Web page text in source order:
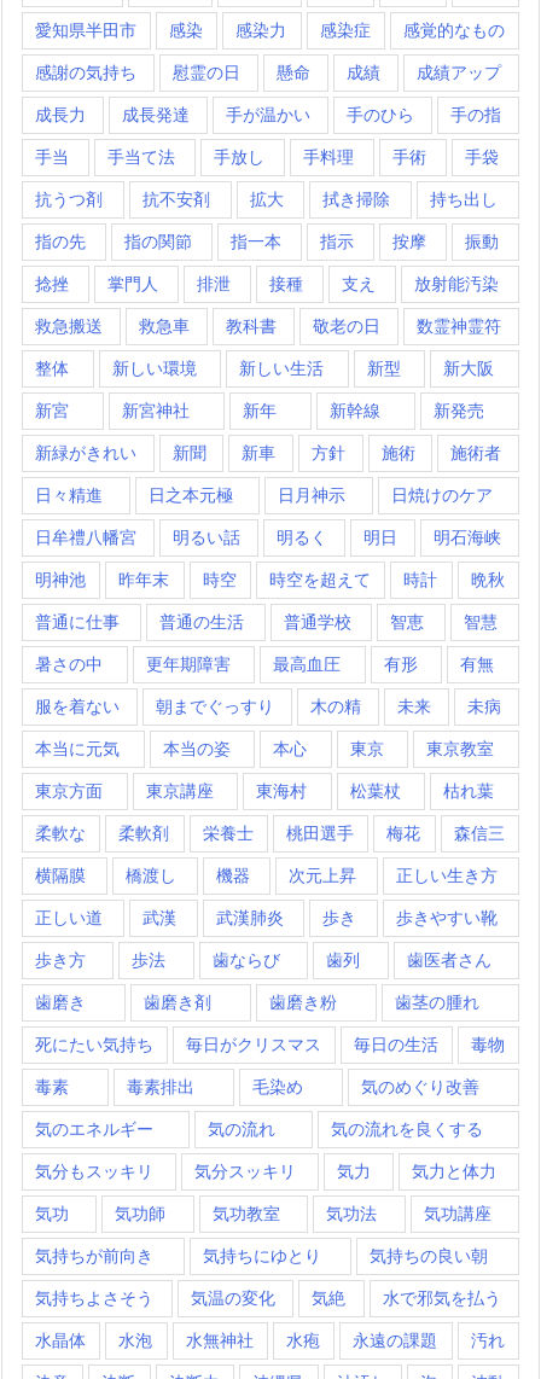
愛知県半田市 感染 感染力 感染症 感覚的なもの
感謝の気持ち 慰霊の日 懸命 成績 成績アップ
成長力 成長発達 手が温かい 手のひら 手の指
手当 手当て法 手放し 手料理 手術 手袋
抗うつ剤 抗不安剤 拡大 拭き掃除 持ち出し
指の先 指の関節 指一本 指示 按摩 振動
捻挫 掌門人 排泄 接種 支え 放射能汚染
救急搬送 救急車 教科書 敬老の日 数霊神霊符
整体 新しい環境 新しい生活 新型 新大阪
新宮 新宮神社 新年 新幹線 新発売
新緑がきれい 新聞 新車 方針 施術 施術者
日々精進 日之本元極 日月神示 日焼けのケア
日牟禮八幡宮 明るい話 明るく 明日 明石海峡
明神池 昨年末 時空 時空を超えて 時計 晩秋
普通に仕事 普通の生活 普通学校 智恵 智慧
暑さの中 更年期障害 最高血圧 有形 有無
服を着ない 朝までぐっすり 木の精 未来 未病
本当に元気 本当の姿 本心 東京 東京教室
東京方面 東京講座 東海村 松葉杖 枯れ葉
柔軟な 柔軟剤 栄養士 桃田選手 梅花 森信三
横隔膜 橋渡し 機器 次元上昇 正しい生き方
正しい道 武漢 武漢肺炎 歩き 歩きやすい靴
歩き方 歩法 歯ならび 歯列 歯医者さん
歯磨き 歯磨き剤 歯磨き粉 歯茎の腫れ
死にたい気持ち 毎日がクリスマス 毎日の生活 毒物
毒素 毒素排出 毛染め 気のめぐり改善
気のエネルギー 気の流れ 気の流れを良くする
気分もスッキリ 気分スッキリ 気力 気力と体力
気功 気功師 気功教室 気功法 気功講座
気持ちが前向き 気持ちにゆとり 気持ちの良い朝
気持ちよさそう 気温の変化 気絶 水で邪気を払う
水晶体 水泡 水無神社 水疱 永遠の課題 汚れ